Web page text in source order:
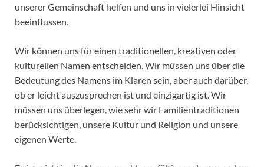
unserer Gemeinschaft helfen und uns in vielerlei Hinsicht
beeinflussen.
Wir können uns für einen traditionellen, kreativen oder
kulturellen Namen entscheiden. Wir müssen uns über die
Bedeutung des Namens im Klaren sein, aber auch darüber,
ob er leicht auszusprechen ist und einzigartig ist. Wir
müssen uns überlegen, wie sehr wir Familientraditionen
berücksichtigen, unsere Kultur und Religion und unsere
eigenen Werte.